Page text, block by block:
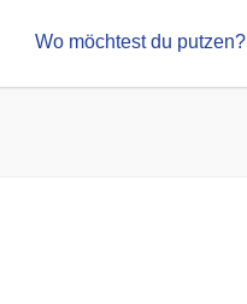
Wo möchtest du putzen?